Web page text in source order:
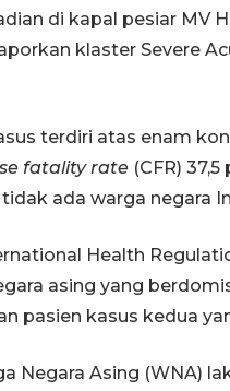
di kapal pesiar MV
klaster Severe
terdiri atas enam
fatality rate (CFR)
ada warga negara
Health
asing yang
pasien kasus kedua
Negara Asing (WNA)